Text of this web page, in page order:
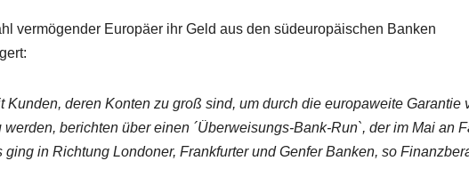
vermögender Europäer ihr Geld aus den südeuropäischen Banken
Kunden, deren Konten zu groß sind, um durch die europaweite Garantie
berichten über einen ´Überweisungs-Bank-Run`, der im Mai an
in Richtung Londoner, Frankfurter und Genfer Banken, so